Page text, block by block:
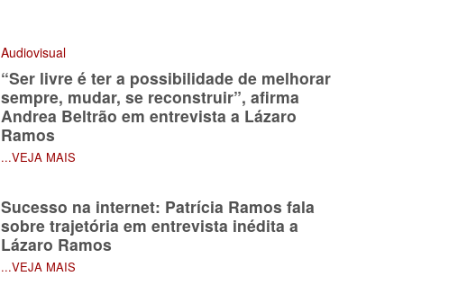
Audiovisual
“Ser livre é ter a possibilidade de melhorar
sempre, mudar, se reconstruir”, afirma
Andrea Beltrão em entrevista a Lázaro
Ramos
...VEJA MAIS
Sucesso na internet: Patrícia Ramos fala
sobre trajetória em entrevista inédita a
Lázaro Ramos
...VEJA MAIS